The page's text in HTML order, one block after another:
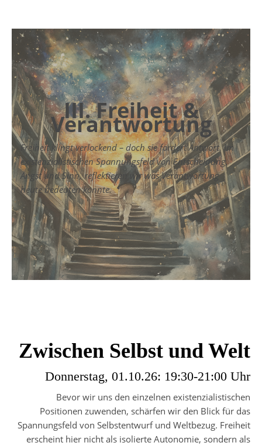
III. Freiheit &
Verantwortung
Freiheit klingt verlockend – doch sie fordert Antwort. Im
existenzialistischen Spannungsfeld von Entscheidung,
Angst und Sinn, reflektieren wir was Verantwortung
heute bedeuten könnte.
Zwischen Selbst und Welt
Donnerstag, 01.10.26: 19:30-21:00 Uhr
Bevor wir uns den einzelnen existenzialistischen
Positionen zuwenden, schärfen wir den Blick für das
Spannungsfeld von Selbstentwurf und Weltbezug. Freiheit
erscheint hier nicht als isolierte Autonomie, sondern als